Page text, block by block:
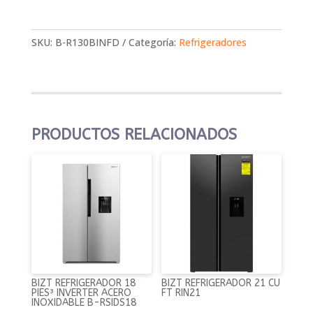
SKU: B-R130BINFD Categoría: Refrigeradores
PRODUCTOS RELACIONADOS
BIZT REFRIGERADOR 18
PIES³ INVERTER ACERO
INOXIDABLE B-RSIDS18
BIZT REFRIGERADOR 21 CU
FT RIN21